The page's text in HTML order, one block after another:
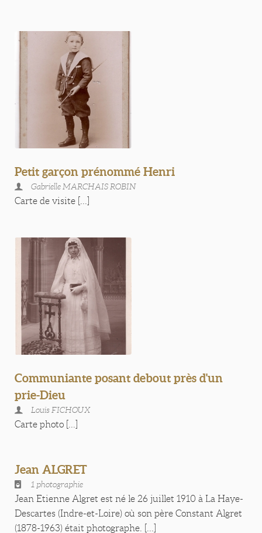
Petit garçon prénommé Henri
Gabrielle MARCHAIS ROBIN
Carte de visite [...]
Communiante posant debout près d'un
prie-Dieu
Louis FICHOUX
Carte photo [...]
Jean ALGRET
1 photographie
Jean Etienne Algret est né le 26 juillet 1910 à La Haye-
Descartes (Indre-et-Loire) où son père Constant Algret
(1878-1963) était photographe. [...]